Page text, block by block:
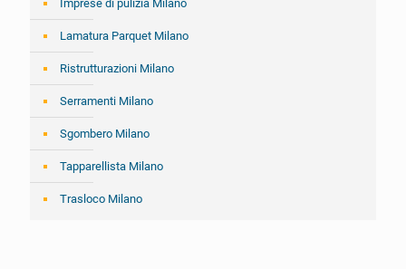
Imprese di pulizia Milano
Lamatura Parquet Milano
Ristrutturazioni Milano
Serramenti Milano
Sgombero Milano
Tapparellista Milano
Trasloco Milano